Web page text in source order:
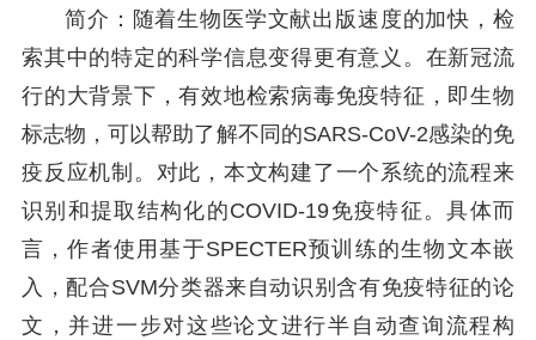
简介：随着生物医学文献出版速度的加快，检
索其中的特定的科学信息变得更有意义。在新冠流
行的大背景下，有效地检索病毒免疫特征，即生物
标志物，可以帮助了解不同的SARS-CoV-2感染的免
疫反应机制。对此，本文构建了一个系统的流程来
识别和提取结构化的COVID-19免疫特征。具体而
言，作者使用基于SPECTER预训练的生物文本嵌
入，配合SVM分类器来自动识别含有免疫特征的论
文，并进一步对这些论文进行半自动查询流程构